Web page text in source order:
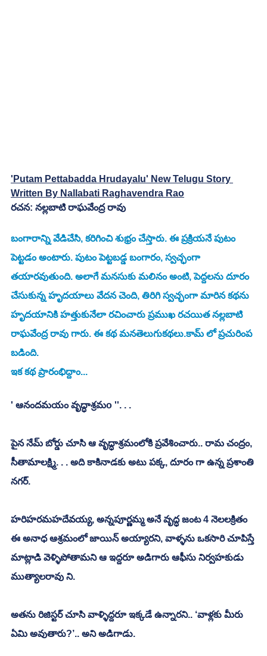
'Putam Pettabadda Hrudayalu' New Telugu Story
Written By Nallabati Raghavendra Rao
రచన: నల్లబాటి రాఘవేంద్ర రావు
బంగారాన్ని వేడిచేసి, కరిగించి శుభ్రం చేస్తారు. ఈ ప్రక్రియనే పుటం
పెట్టడం అంటారు. పుటం పెట్టబడ్డ బంగారం, స్వచ్ఛంగా
తయారవుతుంది. అలాగే మనసుకు మలినం అంటి, పెద్దలను దూరం
చేసుకున్న హృదయాలు వేదన చెంది, తిరిగి స్వచ్ఛంగా మారిన కథను
హృదయానికి హత్తుకునేలా రచించారు ప్రముఖ రచయిత నల్లబాటి
రాఘవేంద్ర రావు గారు. ఈ కథ మనతెలుగుకథలు.కామ్ లో ప్రచురింప
బడింది.
ఇక కథ ప్రారంభిద్దాం...
' ఆనందమయం వృద్ధాశ్రమo ''. . .
పైన నేమ్ బోర్డు చూసి ఆ వృద్ధాశ్రమంలోకి ప్రవేశించారు.. రామ చంద్రం,
సీతామాలక్ష్మి. . . అది కాకినాడకు అటు పక్క, దూరం గా ఉన్న ప్రశాంతి
నగర్.
హరిహరమహదేవయ్య, అన్నపూర్ణమ్మ అనే వృద్ధ జంట 4 నెలలక్రితం
ఈ అనాధ ఆశ్రమంలో జాయిన్ అయ్యారని, వాళ్ళను ఒకసారి చూపిస్తే
మాట్లాడి వెళ్ళిపోతామని ఆ ఇద్దరూ అడిగారు ఆఫీసు నిర్వహకుడు
ముత్యాలరావు ని.
అతను రిజిస్టర్ చూసి వాళ్ళిద్దరూ ఇక్కడే ఉన్నారని.. ‘వాళ్లకు మీరు
ఏమి అవుతారు?’.. అని అడిగాడు.